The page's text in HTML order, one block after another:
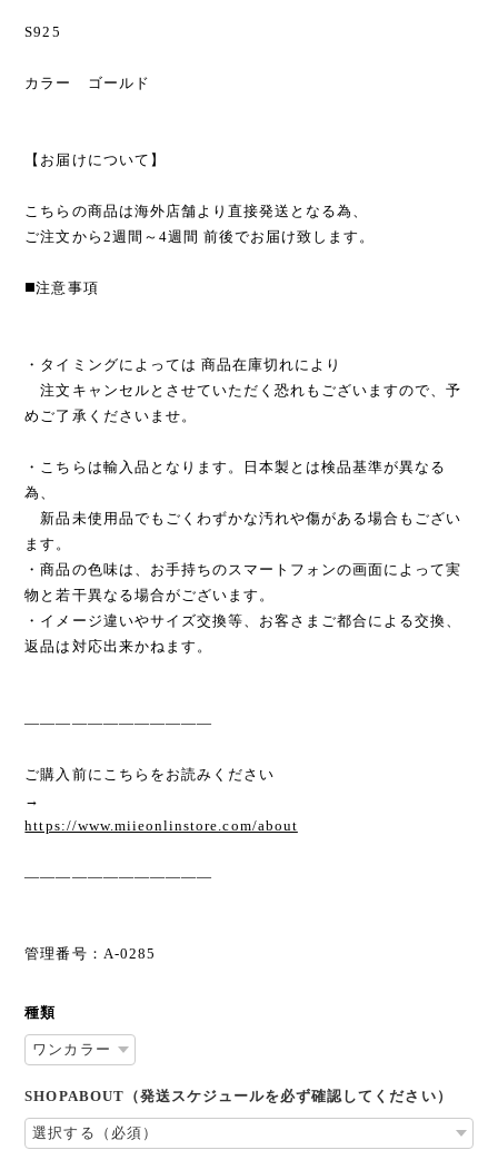
S925
カラー ゴールド
【お届けについて】
こちらの商品は海外店舗より直接発送となる為、
ご注文から2週間～4週間 前後でお届け致します。
◼️注意事項
・タイミングによっては 商品在庫切れにより
注文キャンセルとさせていただく恐れもございますので、予
めご了承くださいませ。
・こちらは輸入品となります。日本製とは検品基準が異なる
為、
新品未使用品でもごくわずかな汚れや傷がある場合もござい
ます。
・商品の色味は、お手持ちのスマートフォンの画面によって実
物と若干異なる場合がございます。
・イメージ違いやサイズ交換等、お客さまご都合による交換、
返品は対応出来かねます。
————————————
ご購入前にこちらをお読みください
→
https://www.miieonlinstore.com/about
————————————
管理番号：A-0285
種類
SHOPABOUT（発送スケジュールを必ず確認してください）